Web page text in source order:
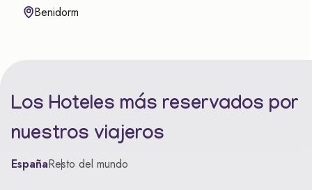
Benidorm
Los Hoteles más reservados por
nuestros viajeros
EspañaResto del mundo